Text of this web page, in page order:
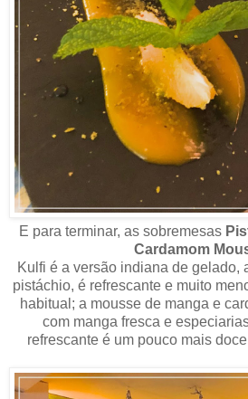
E para terminar, as sobremesas
Cardamom
Kulfi é a versão indiana de gelado,
pistáchio, é refrescante e muito
habitual; a mousse de manga e
com manga fresca e
refrescante é um pouco mais